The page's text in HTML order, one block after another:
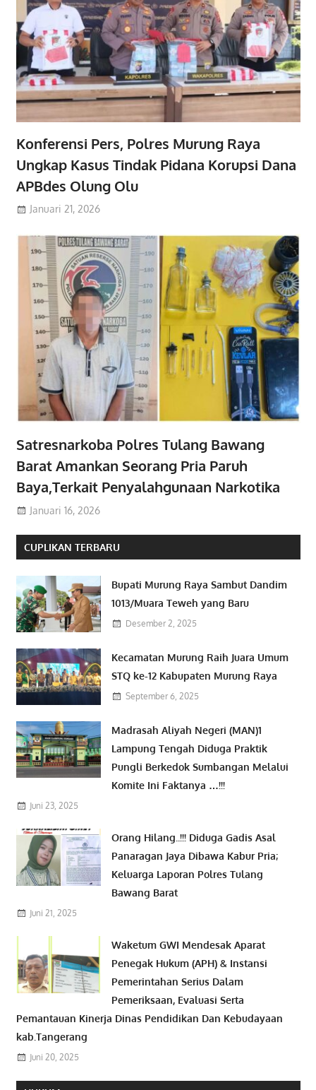
Konferensi Pers, Polres Murung Raya
Ungkap Kasus Tindak Pidana Korupsi Dana
APBdes Olung Olu
Januari 21, 2026
Satresnarkoba Polres Tulang Bawang
Barat Amankan Seorang Pria Paruh
Baya,Terkait Penyalahgunaan Narkotika
Januari 16, 2026
CUPLIKAN TERBARU
Bupati Murung Raya Sambut Dandim
1013/Muara Teweh yang Baru
Desember 2, 2025
Kecamatan Murung Raih Juara Umum
STQ ke-12 Kabupaten Murung Raya
September 6, 2025
Madrasah Aliyah Negeri (MAN)1
Lampung Tengah Diduga Praktik
Pungli Berkedok Sumbangan Melalui
Komite Ini Faktanya …!!!
Juni 23, 2025
Orang Hilang..!!! Diduga Gadis Asal
Panaragan Jaya Dibawa Kabur Pria;
Keluarga Laporan Polres Tulang
Bawang Barat
Juni 21, 2025
Waketum GWI Mendesak Aparat
Penegak Hukum (APH) & Instansi
Pemerintahan Serius Dalam
Pemeriksaan, Evaluasi Serta
Pemantauan Kinerja Dinas Pendidikan Dan Kebudayaan
kab.Tangerang
Juni 20, 2025